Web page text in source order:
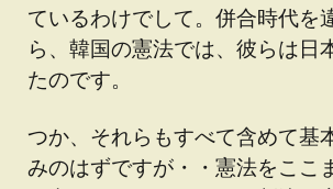
ているわけでして。併合時代を
ら、韓国の憲法では、彼らは日
たのです。
つか、それらもすべて含めて基
みのはずですが・・憲法をここ